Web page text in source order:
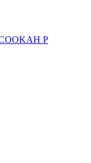
P